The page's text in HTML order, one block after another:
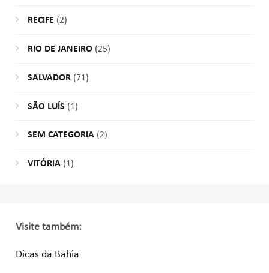
RECIFE (2)
RIO DE JANEIRO(25)
SALVADOR(71)
SÃO LUÍS (1)
SEM CATEGORIA(2)
VITÓRIA(1)
Visite também:
Dicas da Bahia